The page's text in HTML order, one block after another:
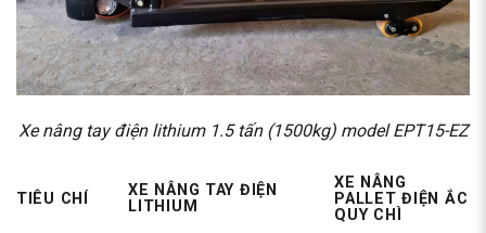
Xe nâng tay điện lithium 1.5 tấn (1500kg) model EPT15-EZ
TIÊU CHÍ
XE NÂNG TAY ĐIỆN
LITHIUM
XE NÂNG
PALLET ĐIỆN ẮC
QUY CHÌ